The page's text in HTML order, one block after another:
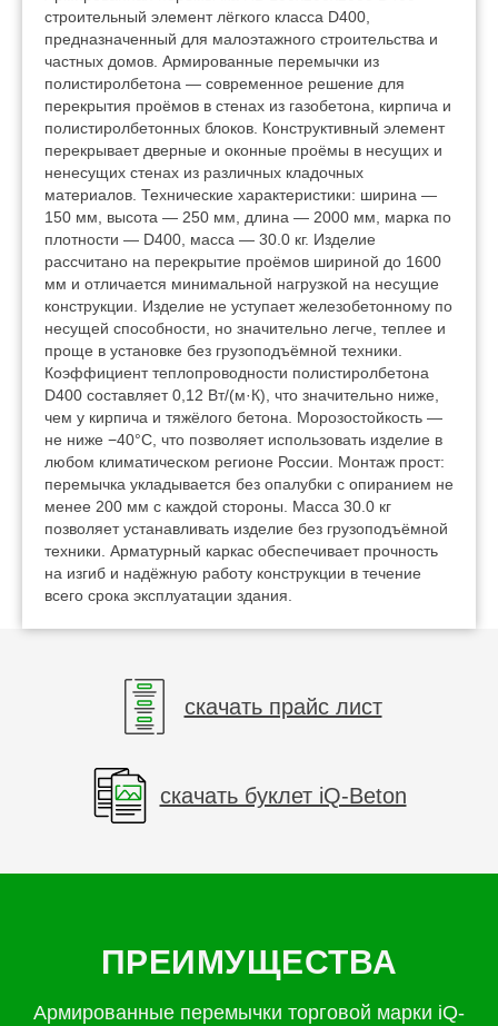
строительный элемент лёгкого класса D400,
предназначенный для малоэтажного строительства и
частных домов. Армированные перемычки из
полистиролбетона — современное решение для
перекрытия проёмов в стенах из газобетона, кирпича и
полистиролбетонных блоков. Конструктивный элемент
перекрывает дверные и оконные проёмы в несущих и
ненесущих стенах из различных кладочных
материалов. Технические характеристики: ширина —
150 мм, высота — 250 мм, длина — 2000 мм, марка по
плотности — D400, масса — 30.0 кг. Изделие
рассчитано на перекрытие проёмов шириной до 1600
мм и отличается минимальной нагрузкой на несущие
конструкции. Изделие не уступает железобетонному по
несущей способности, но значительно легче, теплее и
проще в установке без грузоподъёмной техники.
Коэффициент теплопроводности полистиролбетона
D400 составляет 0,12 Вт/(м·К), что значительно ниже,
чем у кирпича и тяжёлого бетона. Морозостойкость —
не ниже −40°C, что позволяет использовать изделие в
любом климатическом регионе России. Монтаж прост:
перемычка укладывается без опалубки с опиранием не
менее 200 мм с каждой стороны. Масса 30.0 кг
позволяет устанавливать изделие без грузоподъёмной
техники. Арматурный каркас обеспечивает прочность
на изгиб и надёжную работу конструкции в течение
всего срока эксплуатации здания.
скачать прайс лист
скачать буклет iQ-Beton
ПРЕИМУЩЕСТВА
Армированные перемычки торговой марки iQ-